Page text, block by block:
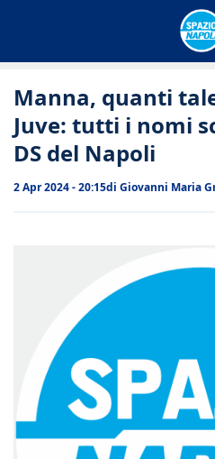
Manna, quanti
Juve: tutti i nomi
DS del Napoli
2 Apr 2024 - 20:15di Giovanni Maria